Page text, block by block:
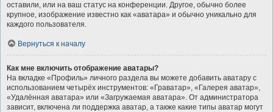
оставили, или на ваш статус на конференции. Другое, обычно более
крупное, изображение известно как «аватара» и обычно уникально для
каждого пользователя.
Вернуться к началу
Как мне включить отображение аватары?
На вкладке «Профиль» личного раздела вы можете добавить аватару с
использованием четырёх инструментов: «Граватар», «Галерея аватар»,
«Удалённая аватара» или «Загружаемая аватара». От администратора
зависит, включена ли поддержка аватар, а также какие типы аватар могут